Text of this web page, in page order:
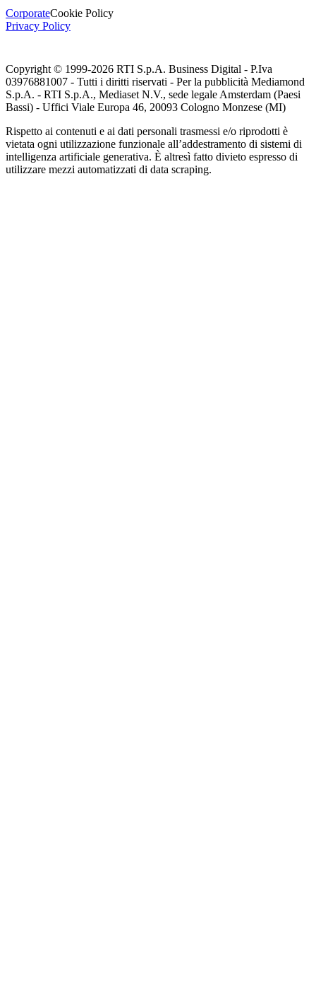
CorporateCookie Policy
Privacy Policy
Copyright © 1999-2026 RTI S.p.A. Business Digital - P.Iva
03976881007 - Tutti i diritti riservati - Per la pubblicità Mediamond
S.p.A. - RTI S.p.A., Mediaset N.V., sede legale Amsterdam (Paesi
Bassi) - Uffici Viale Europa 46, 20093 Cologno Monzese (MI)
Rispetto ai contenuti e ai dati personali trasmessi e/o riprodotti è
vietata ogni utilizzazione funzionale all’addestramento di sistemi di
intelligenza artificiale generativa. È altresì fatto divieto espresso di
utilizzare mezzi automatizzati di data scraping.